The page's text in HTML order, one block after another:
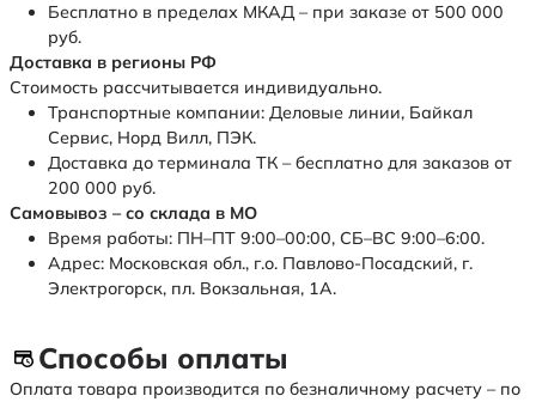
Бесплатно в пределах МКАД – при заказе от 500 000
руб.
Доставка в регионы РФ
Стоимость рассчитывается индивидуально.
Транспортные компании: Деловые линии, Байкал
Сервис, Норд Вилл, ПЭК.
Доставка до терминала ТК – бесплатно для заказов от
200 000 руб.
Самовывоз – со склада в МО
Время работы: ПН–ПТ 9:00–00:00, СБ–ВС 9:00–6:00.
Адрес: Московская обл., г.о. Павлово-Посадский, г.
Электрогорск, пл. Вокзальная, 1А.
Способы оплаты
Оплата товара производится по безналичному расчету – по